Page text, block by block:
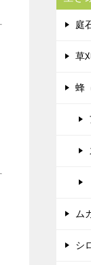
庭
草
蜂
ム
シ